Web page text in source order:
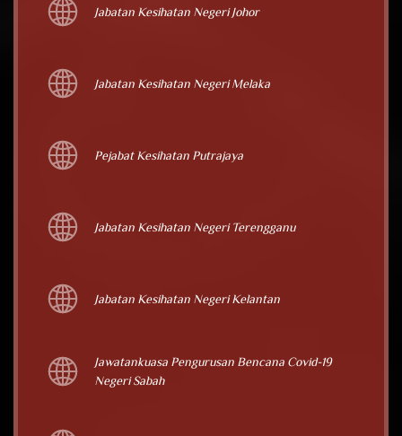
Jabatan Kesihatan Negeri Johor
Jabatan Kesihatan Negeri Melaka
Pejabat Kesihatan Putrajaya
Jabatan Kesihatan Negeri Terengganu
Jabatan Kesihatan Negeri Kelantan
Jawatankuasa Pengurusan Bencana Covid-19
Negeri Sabah